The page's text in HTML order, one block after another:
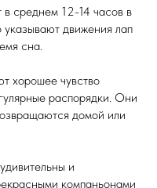
в среднем 12-14 часов в
движения лап
сна.
хорошее чувство
распорядки. Они
домой или
и
компаньонами